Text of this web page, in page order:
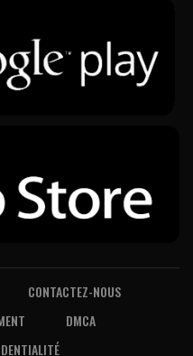
CONTACTEZ-NOUS
DMCA